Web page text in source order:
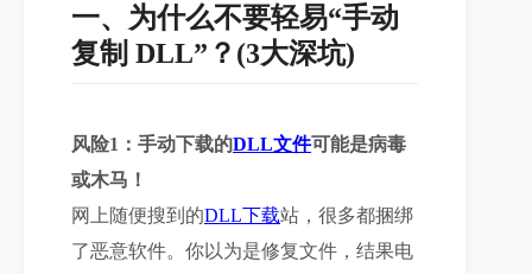
一、为什么不要轻易“手动
复制 DLL”？(3大深坑)
风险1：手动下载的DLL文件可能是病毒
或木马！
网上随便搜到的DLL下载站，很多都捆绑
了恶意软件。你以为是修复文件，结果电